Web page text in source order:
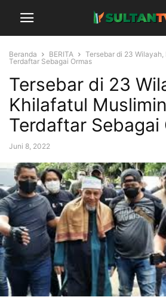
Beranda BERITA
Tersebar di 23
Terdaftar Sebagai Ormas
Tersebar di 23
Khilafatul
Terdaftar Sebagai
Juni 8, 2022